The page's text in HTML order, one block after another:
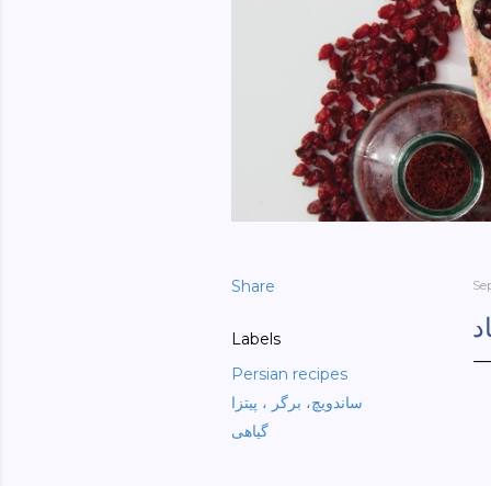
Share
Labels
Persian recipes
ساندویچ، برگر ، پیتزا
گیاهی